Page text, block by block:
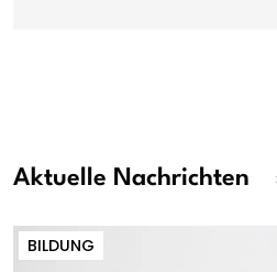
Aktuelle Nachrichten
BILDUNG